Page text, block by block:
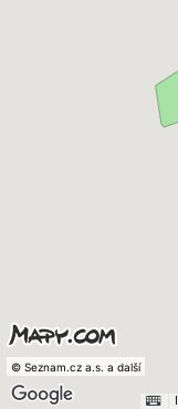
© Seznam.cz a.s. a další